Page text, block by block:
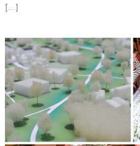
[...]